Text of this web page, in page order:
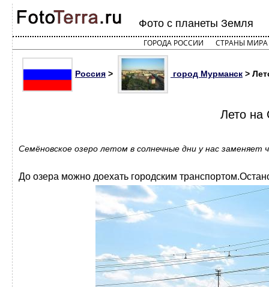
Фото с планеты Земля
ГОРОДА РОССИИ СТРАНЫ МИРА
Россия > город Мурманск >
Лето на
Семёновское озеро летом в солнечные дни у нас заменяет
До озера можно доехать городским